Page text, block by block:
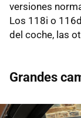
versiones
Los 118i o
del coche, las
Grandes